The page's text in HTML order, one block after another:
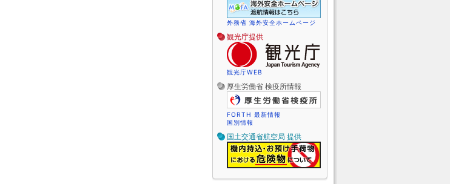
外務省 海外安全ホームページ
観光庁提供
観光庁WEB
厚生労働省 検疫所情報
FORTH 最新情報
国別情報
国土交通省航空局 提供